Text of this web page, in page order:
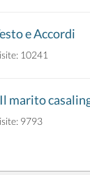
e Accordi
10241
marito
9793